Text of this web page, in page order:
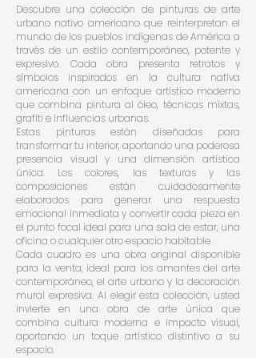
Descubre una colección de pinturas de arte
urbano nativo americano que reinterpretan el
mundo de los pueblos indígenas de América a
través de un estilo contemporáneo, potente y
expresivo. Cada obra presenta retratos y
símbolos inspirados en la cultura nativa
americana con un enfoque artístico moderno
que combina pintura al óleo, técnicas mixtas,
grafiti e influencias urbanas.
Estas pinturas están diseñadas para
transformar tu interior, aportando una poderosa
presencia visual y una dimensión artística
única. Los colores, las texturas y las
composiciones están cuidadosamente
elaborados para generar una respuesta
emocional inmediata y convertir cada pieza en
el punto focal ideal para una sala de estar, una
oficina o cualquier otro espacio habitable.
Cada cuadro es una obra original disponible
para la venta, ideal para los amantes del arte
contemporáneo, el arte urbano y la decoración
mural expresiva. Al elegir esta colección, usted
invierte en una obra de arte única que
combina cultura moderna e impacto visual,
aportando un toque artístico distintivo a su
espacio.